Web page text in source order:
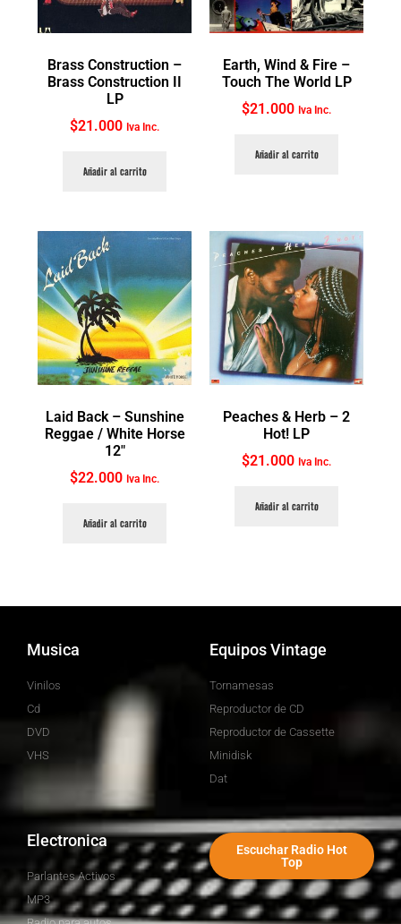
Brass Construction ‎–
Brass Construction II
LP
$21.000 Iva Inc.
Añadir al carrito
Earth, Wind & Fire ‎–
Touch The World LP
$21.000 Iva Inc.
Añadir al carrito
Laid Back ‎– Sunshine
Reggae / White Horse
12″
$22.000 Iva Inc.
Añadir al carrito
Peaches & Herb ‎– 2
Hot! LP
$21.000 Iva Inc.
Añadir al carrito
Musica
Vinilos
Cd
DVD
VHS
Equipos Vintage
Tornamesas
Reproductor de CD
Reproductor de Cassette
Minidisk
Dat
Electronica
Parlantes Activos
MP3
Escuchar Radio Hot
Top